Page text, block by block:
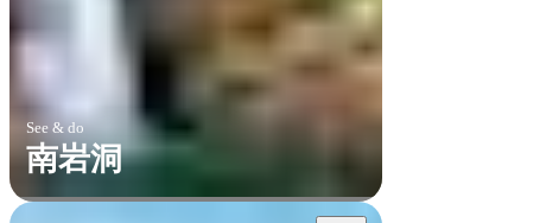
See & do
南岩洞